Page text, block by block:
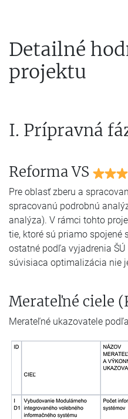
Detailné
projektu
I. Prípravná
Reforma VS
Pre oblasť zberu a
spracovanú podrobnú
analýza). V rámci tohto
tie, ktoré sú priamo spojené
ostatné podľa vyjadrenia
súvisiaca optimalizácia nie
Merateľné ciele
Merateľné ukazovatele